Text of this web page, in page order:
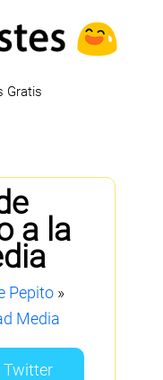
Gratis
a la
Pepito»
Media
Twitter